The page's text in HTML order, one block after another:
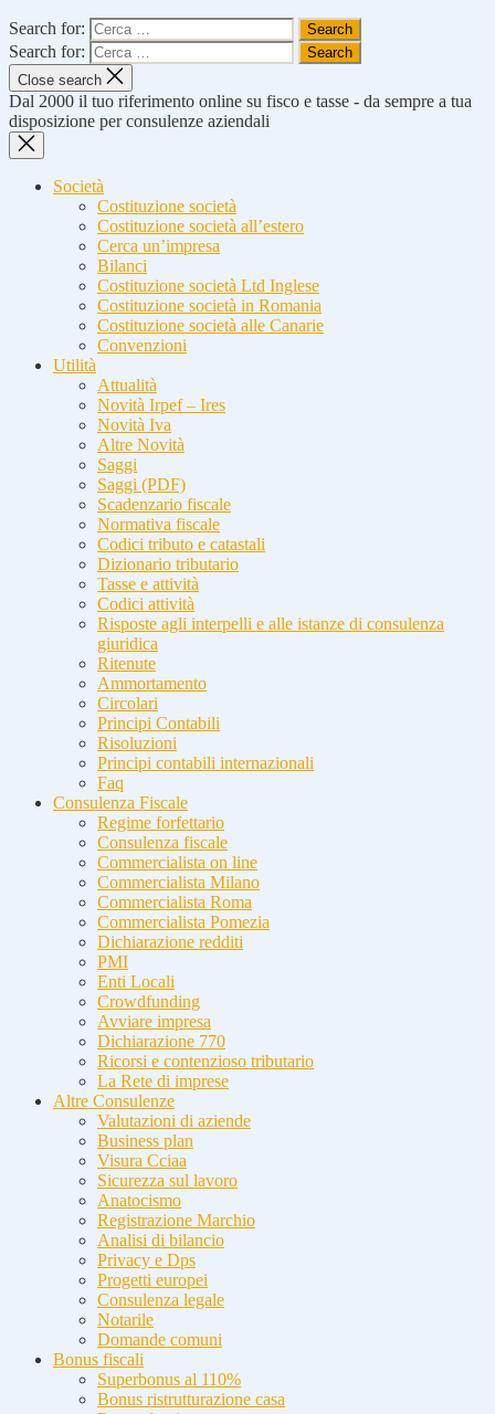
Search for:
Search for:
Close search
Dal 2000 il tuo riferimento online su fisco e tasse - da sempre a tua
disposizione per consulenze aziendali
Società
Costituzione società
Costituzione società all’estero
Cerca un’impresa
Bilanci
Costituzione società Ltd Inglese
Costituzione società in Romania
Costituzione società alle Canarie
Convenzioni
Utilità
Attualità
Novità Irpef – Ires
Novità Iva
Altre Novità
Saggi
Saggi (PDF)
Scadenzario fiscale
Normativa fiscale
Codici tributo e catastali
Dizionario tributario
Tasse e attività
Codici attività
Risposte agli interpelli e alle istanze di consulenza
giuridica
Ritenute
Ammortamento
Circolari
Principi Contabili
Risoluzioni
Principi contabili internazionali
Faq
Consulenza Fiscale
Regime forfettario
Consulenza fiscale
Commercialista on line
Commercialista Milano
Commercialista Roma
Commercialista Pomezia
Dichiarazione redditi
PMI
Enti Locali
Crowdfunding
Avviare impresa
Dichiarazione 770
Ricorsi e contenzioso tributario
La Rete di imprese
Altre Consulenze
Valutazioni di aziende
Business plan
Visura Cciaa
Sicurezza sul lavoro
Anatocismo
Registrazione Marchio
Analisi di bilancio
Privacy e Dps
Progetti europei
Consulenza legale
Notarile
Domande comuni
Bonus fiscali
Superbonus al 110%
Bonus ristrutturazione casa